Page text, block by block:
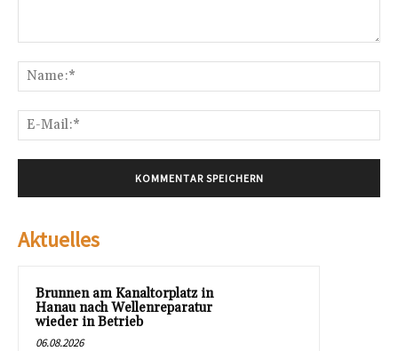
Aktuelles
Brunnen am Kanaltorplatz in
Hanau nach Wellenreparatur
wieder in Betrieb
06.08.2026